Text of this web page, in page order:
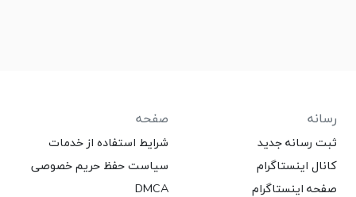
رسانه
ثبت رسانه جدید
کانال اینستاگرام
صفحه اینستاگرام
صفحه
شرایط استفاده از خدمات
سیاست حفظ حریم خصوصی
DMCA